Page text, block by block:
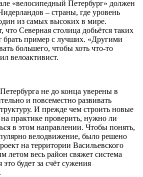
«велосипедный Петербург» должен
– страны, где уровень
из самых высоких в мире.
что Северная столица добьётся таких
брать пример с лучших. «Другими
большего, чтобы хоть что-то
велоактивист.
не до конца уверены в
и повсеместно развивать
И прежде чем строить новые
практике проверить, нужно ли
в этом направлении. Чтобы понять,
велодвижение, было решено
на территории Васильевского
летом весь район свяжет система
будет за счёт сужения